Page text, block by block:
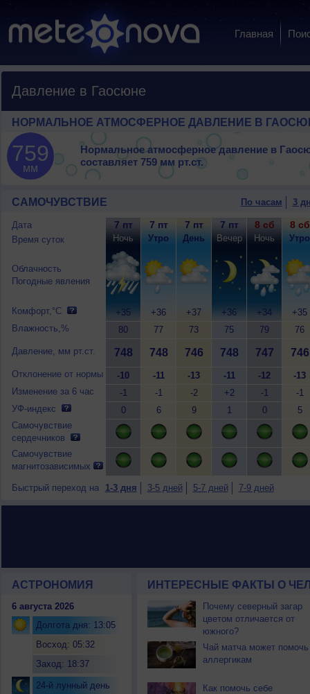
Главная
Давление в Гаосюне
НОРМАЛЬНОЕ АТМОСФЕРНОЕ ДАВЛЕНИЕ В
759
мм
Нормальное атмосферное давление в
составляет 759 мм рт.ст.
САМОЧУВСТВИЕ По часам 3
Дата
Время суток
Облачность
Погодные явления
Комфорт,°C
Влажность,%
Давление, мм рт.ст.
Отклонение от нормы
Изменение за 6 час
УФ-индекс
Самочувствие
сердечников
Самочувствие
магнитозависимых
7 пт
Ночь
+35
80
748
-10
-1
0
7 пт
Утро
+36
77
748
-11
-1
6
7 пт
День
+37
73
746
-13
-2
9
7 пт
Вечер
+36
75
748
-11
+2
1
8 сб
Ночь
+34
79
747
-12
-1
0
8 сб
Утро
+35
76
746
-13
-1
5
Быстрый переход на 1-3 дня 3-5 дней 5-7 дней 7-9 дней
АСТРОНОМИЯ
6 августа 2026
Долгота дня: 13:05
Восход: 05:32
Заход: 18:37
24-й лунный день
ИНТЕРЕСНЫЕ ФАКТЫ О
Почему северный загар
цветом отличается от
южного?
Чай матча может помочь
аллергикам
Как помочь себе